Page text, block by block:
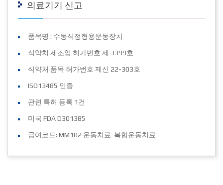
의료기기 신고
품목명 : 수동식정형용운동장치
식약처 제조업 허가번호 제 3399호
식약처 품목 허가번호 제신 22-303호
ISO13485 인증
관련 특허 등록 1건
미국 FDA D301385
급여코드: MM102 운동치료-복합운동치료